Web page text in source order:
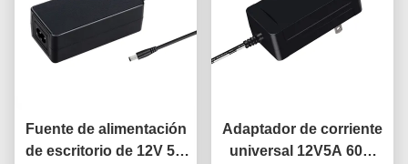
Fuente de alimentación
de escritorio de 12V 5A
Adaptador de corriente
universal 12V5A 60W